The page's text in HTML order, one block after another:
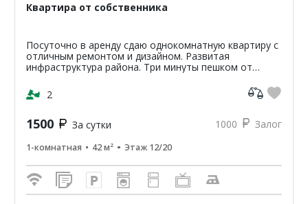
Квартира от собственника
Посуточно в аренду сдаю однокомнатную квартиру с
отличным ремонтом и дизайном. Развитая
инфраструктура района. Три минуты пешком от
Тихий район. Обору...
2
1500 За сутки 1000 Залог
1-комнатная 42 м² Этаж 12/20